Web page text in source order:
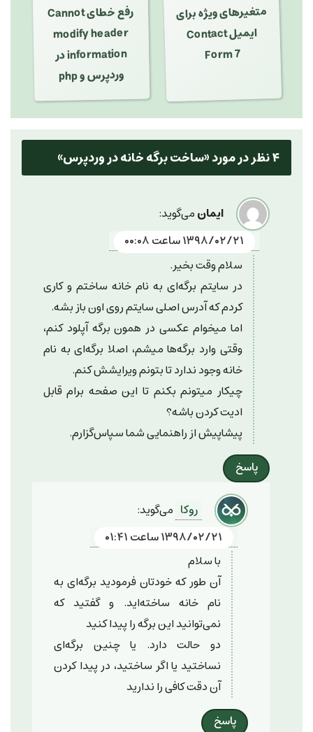
متغیرهای ویژه برای
ایمیل Contact
Form 7
رفع خطای Cannot
modify header
information در
وردپرس و php
۴ نظر در مورد « ساخت برگه خانه در وردپرس»
ایمانمی‌گوید:
۱۳۹۸/۰۲/۲۱ ساعت ۰۰:۰۸
سلام وقت بخیر.
در سایتم برگه‌ای به نام خانه ساختم و کاری
کردم که آدرس اصلی سایتم روی اون باز بشه.
اما میخوام عکسی در همون برگه آپلود کنم،
وقتی وارد برگه‌ها میشم، اصلا برگه‌ای به نام
خانه وجود ندارد تا بتونم ویرایشش کنم.
چیکار میتونم بکنم تا این صفحه برام قابل
ادیت کردن باشه؟
پیشاپیش از راهنمایی شما سپاس‌گزارم.
پاسخ
روکا می‌گوید:
۱۳۹۸/۰۲/۲۱ ساعت ۰۱:۴۱
با سلام
آن طور که خودتان فرمودید برگه‌ای به
نام خانه ساخته‌اید. و گفتید که
نمی‌توانید این برگه را پیدا کنید
دو حالت دارد. یا چنین برگه‌ای
نساختید یا اگر ساختید، در پیدا کردن
آن دقت کافی را ندارید
پاسخ